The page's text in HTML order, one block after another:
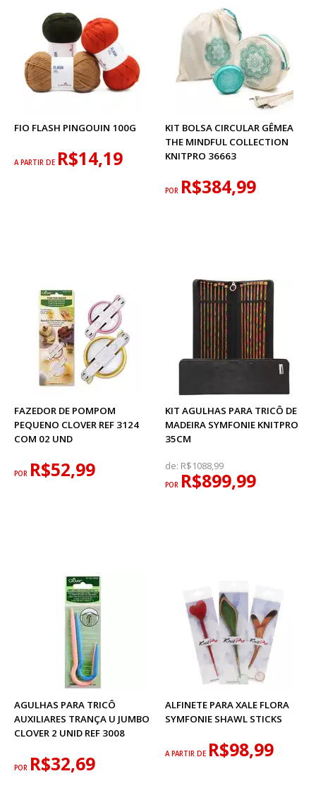
FIO FLASH PINGOUIN 100G
A PARTIR DE R$14,19
KIT BOLSA CIRCULAR GÊMEA
THE MINDFUL COLLECTION
KNITPRO 36663
POR R$384,99
FAZEDOR DE POMPOM
PEQUENO CLOVER REF 3124
COM 02 UND
POR R$52,99
KIT AGULHAS PARA TRICÔ DE
MADEIRA SYMFONIE KNITPRO
35CM
de: R$1088,99
POR R$899,99
AGULHAS PARA TRICÔ
AUXILIARES TRANÇA U JUMBO
CLOVER 2 UNID REF 3008
POR R$32,69
ALFINETE PARA XALE FLORA
SYMFONIE SHAWL STICKS
A PARTIR DE R$98,99